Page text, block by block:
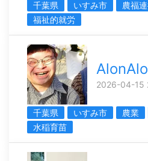
千葉県 いすみ市 農福
福祉的就労
2026-04-15
千葉県 いすみ市 農業
水稲育苗